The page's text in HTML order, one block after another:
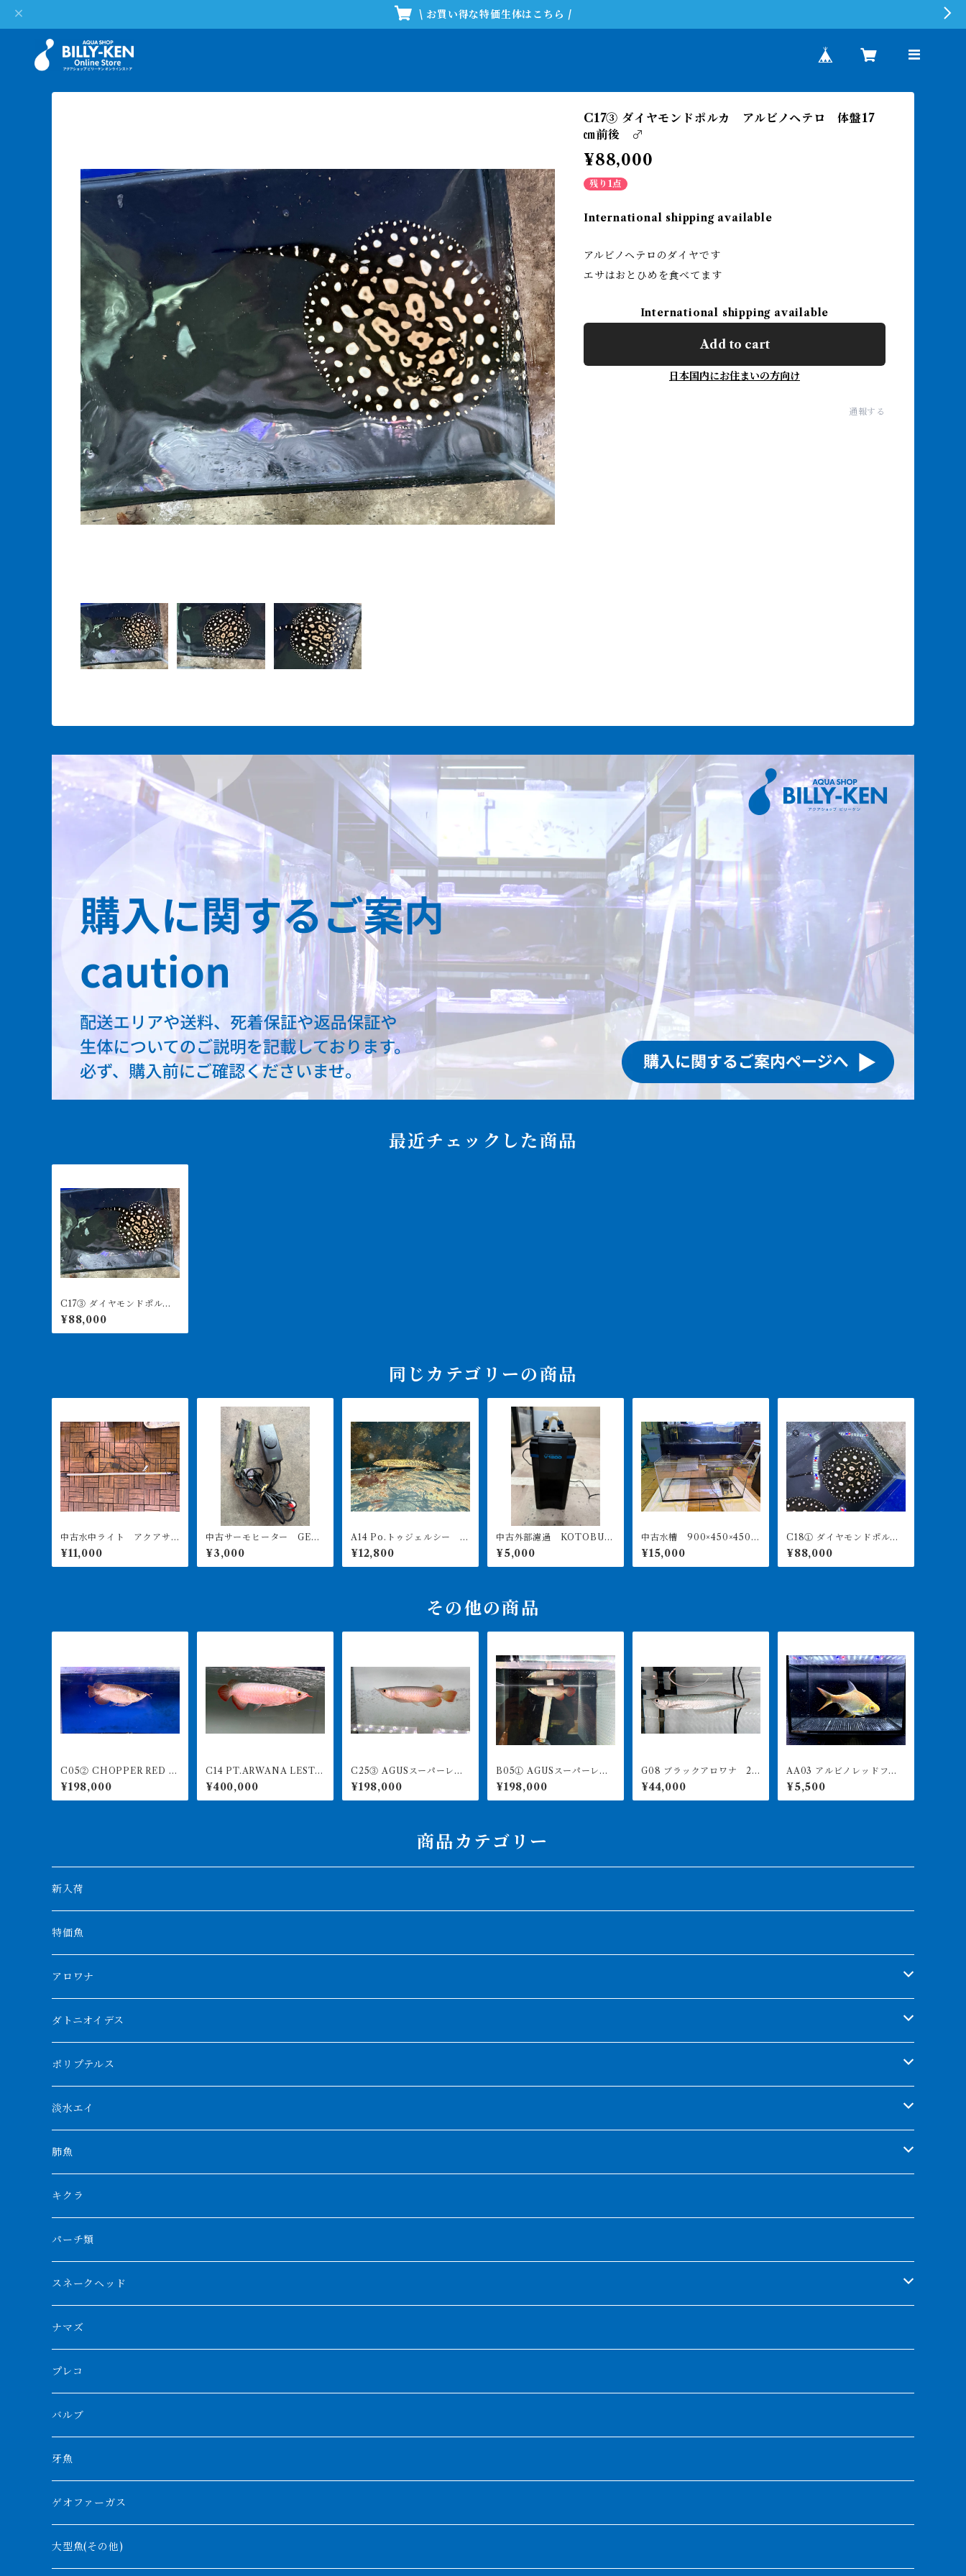
\ お買い得な特価生体はこちら /
C17③ ダイヤモンドポルカ アルビノヘテロ 体盤17
㎝前後 ♂
¥88,000
残り1点
International shipping available
アルビノヘテロのダイヤです
エサはおとひめを食べてます
International shipping available
Add to cart
日本国内にお住まいの方向け
通報する
最近チェックした商品
C17③ ダイヤモンドポル
カ アルビノヘテロ 体盤1
7㎝前後 ♂
¥88,000
同じカテゴリーの商品
中古水中ライト アクアサ
ンライト1200 使用3ヶ月美
品
¥11,000
中古サーモヒーター GEX
サーモ&300Wヒーターセッ
ト 引き取り限定
¥3,000
A14 Po.トゥジェルシー 2
0㎝前後
¥12,800
中古外部濾過 KOTOBUK
I POWERBOX V1200 引
き取り限定
¥5,000
中古水槽 900×450×450ア
クリル水槽 上部濾過セッ
ト
¥15,000
C18① ダイヤモンドポル
カ アルビノヘテロ 体盤1
6㎝前後 ♀
¥88,000
その他の商品
C05② CHOPPER RED チ
ョッパーレッド 12㎝前後
BILLY-KENオリジナル ア
ジアアロワナ 紅龍ショー
¥198,000
C14 PT.ARWANA LESTA
RI 最高峰紅龍 アブソリュ
ートレッド 19㎝前後 26
0-005148 アグスファーム
¥400,000
C25③ AGUSスーパーレッ
ドF4 17㎝前後 PT.ARWA
NA LESTARI アジアアロワ
ナ 紅龍 260-005132
¥198,000
B05① AGUSスーパーレッ
ドF4 18㎝前後 PT.ARWA
NA LESTARI アジアアロワ
ナ 紅龍 260-005130
¥198,000
G08 ブラックアロワナ 27
㎝前後 人工飼料食べます
¥44,000
AA03 アルビノレッドフィ
ンバルブ 15-18㎝前後 写
真は同ロット
¥5,500
商品カテゴリー
新入荷
特価魚
アロワナ
クンパイ
アブソリュートレッド
AGUS スーパーレッドF4
特殊アロワナ
厳選 過背金龍
フルゴールデンクロスバック
ブルーベースクロスバック
BILLY-KENオリジナルブランド紅龍
チョッパーレッド
ブルレッド
その他アジアアロワナ
特殊個体
紅龍
バンジャール
シルバーアロワナ
ブラックアロワナ
ノーザンバラムンディ
その他アロワナ
ダトニオイデス
シャムタイガー
特殊ダトニオ
ダトニオプラスワン
リアルバンド
フォークバンド
フォーバータイガー
メニーバータイガー
ニューギニアダトニオ
ポリプテルス
モンスターポリプ
特殊ポリプ
プラチナ個体
ショート個体
ハイブリッドポリプ
エンドリケリー
ギニア
ナイジェリア
ナイルビチャー
ナポレオンビチャー
バロ川
ビキールビキール
トゥルカナ湖
オモ川
タンガニーカビチャー
アンソルギー
コウロントン
ラプラディ
ギニア
コンギクス
淡水エイ
シナガワダイヤ
ダイヤモンドポルカ
クロコダイル
その他淡水エイ
肺魚
ネオケラ
その他肺魚
キクラ
パーチ類
スネークヘッド
チャンナバルカ
大型スネークヘッド
中型スネークヘッド
小型スネークヘッド
ナマズ
プレコ
バルブ
牙魚
ゲオファーガス
大型魚(その他)